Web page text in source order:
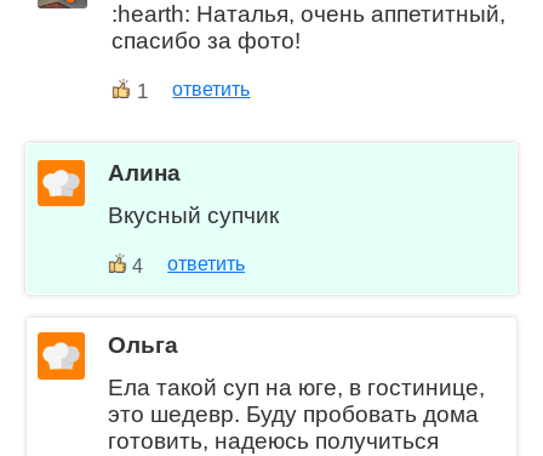
:hearth: Наталья, очень аппетитный,
спасибо за фото!
1 ответить
Алина
Вкусный супчик
4 ответить
Ольга
Ела такой суп на юге, в гостинице,
это шедевр. Буду пробовать дома
готовить, надеюсь получиться